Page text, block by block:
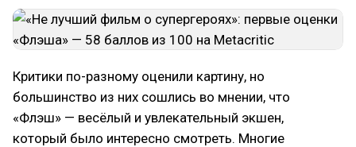
Критики по-разному оценили картину, но
большинство из них сошлись во мнении, что
«Флэш» — весёлый и увлекательный экшен,
который было интересно смотреть. Многие